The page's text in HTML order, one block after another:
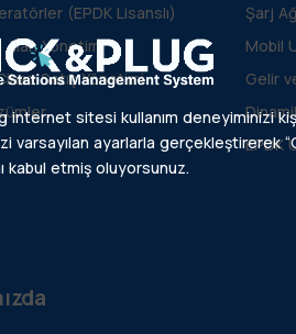
(EPDK Lisanslı)
Alan Yönetimi
Satış Yönetimi
Şarj
Mobil
Gelir
EPDK
internet sitesi kullanım deneyiminizi
varsayılan ayarlarla gerçekleştirerek
kabul etmiş oluyorsunuz.